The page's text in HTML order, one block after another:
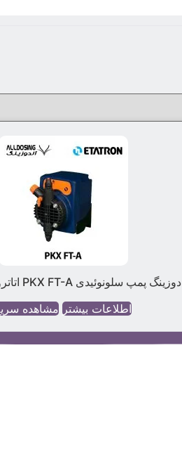
دوزینگ پمپ سلونوئیدی PKX FT-A اتاترون Etatron
اطلاعات بیشتر مشاهده